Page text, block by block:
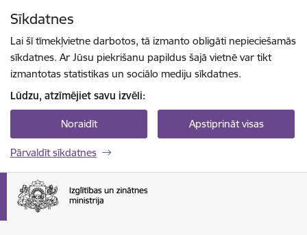
Sīkdatnes
Lai šī tīmekļvietne darbotos, tā izmanto obligāti nepieciešamās
sīkdatnes. Ar Jūsu piekrišanu papildus šajā vietnē var tikt
izmantotas statistikas un sociālo mediju sīkdatnes.
Lūdzu, atzīmējiet savu izvēli:
Noraidīt Apstiprināt visas
Pārvaldīt sīkdatnes